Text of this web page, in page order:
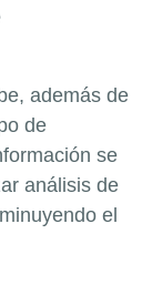
además de
de
se
análisis de
el